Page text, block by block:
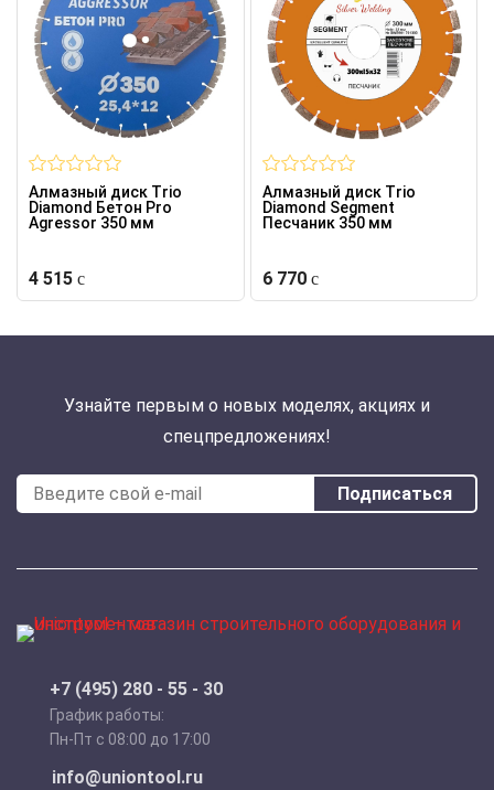
Алмазный диск Trio
Diamond Бетон Pro
Agressor 350 мм
4 515
Алмазный диск Trio
Diamond Segment
Песчаник 350 мм
6 770
Узнайте первым о новых моделях, акциях и
спецпредложениях!
Подписаться
+7 (495) 280 - 55 - 30
График работы:
Пн-Пт с 08:00 до 17:00
info@uniontool.ru